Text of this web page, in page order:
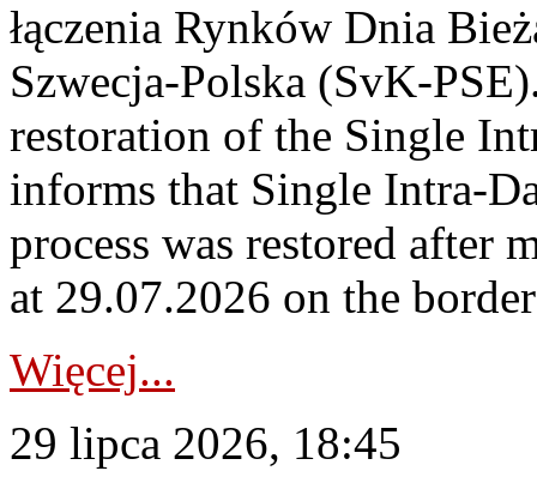
łączenia Rynków Dnia
Szwecja-Polska (SvK-
restoration of the Single
informs that Single Intra-
process was restored after
at 29.07.2026 on the
Więcej...
29 lipca 2026, 18:45